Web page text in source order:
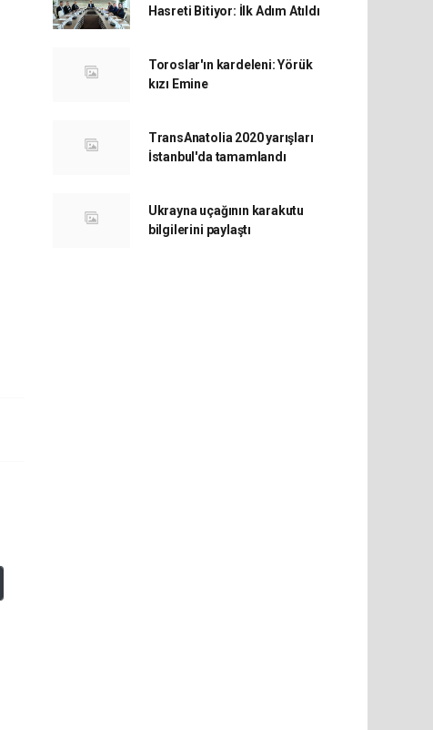
Hasreti Bitiyor: İlk Adım Atıldı
Toroslar'ın kardeleni: Yörük
kızı Emine
TransAnatolia 2020 yarışları
İstanbul'da tamamlandı
Ukrayna uçağının karakutu
bilgilerini paylaştı